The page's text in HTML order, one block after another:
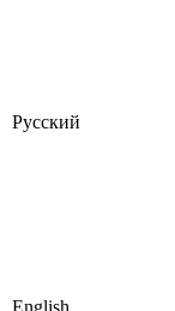
Русский
English